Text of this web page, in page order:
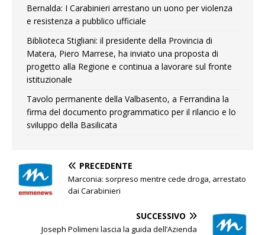
Bernalda: I Carabinieri arrestano un uono per violenza
e resistenza a pubblico ufficiale
Biblioteca Stigliani: il presidente della Provincia di
Matera, Piero Marrese, ha inviato una proposta di
progetto alla Regione e continua a lavorare sul fronte
istituzionale
Tavolo permanente della Valbasento, a Ferrandina la
firma del documento programmatico per il rilancio e lo
sviluppo della Basilicata
PRECEDENTE
Marconia: sorpreso mentre cede droga, arrestato
dai Carabinieri
SUCCESSIVO
Joseph Polimeni lascia la guida dell’Azienda